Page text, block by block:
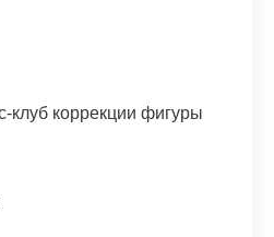
клуб коррекции фигуры